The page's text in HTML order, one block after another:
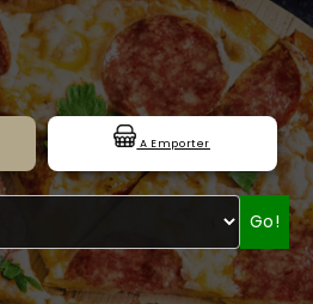
A Emporter
Go!